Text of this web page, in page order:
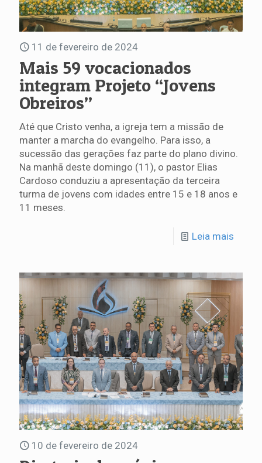
11 de fevereiro de 2024
Mais 59 vocacionados
integram Projeto “Jovens
Obreiros”
Até que Cristo venha, a igreja tem a missão de
manter a marcha do evangelho. Para isso, a
sucessão das gerações faz parte do plano divino.
Na manhã deste domingo (11), o pastor Elias
Cardoso conduziu a apresentação da terceira
turma de jovens com idades entre 15 e 18 anos e
11 meses.
Leia mais
10 de fevereiro de 2024